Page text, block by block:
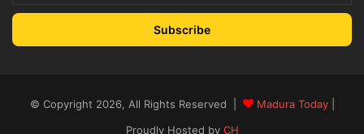
Email
© Copyright 2026, All Rights Reserved | Madura Today
Proudly Hosted by CH